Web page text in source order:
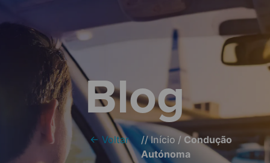
Blog
← Voltar //Início / Condução
Autónoma